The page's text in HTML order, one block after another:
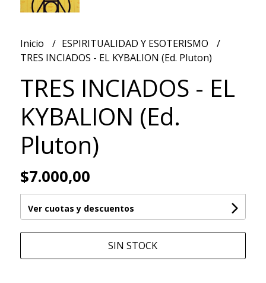
Inicio
ESPIRITUALIDAD Y ESOTERISMO
TRES INCIADOS - EL KYBALION (Ed. Pluton)
TRES INCIADOS - EL
KYBALION (Ed.
Pluton)
$7.000,00
Ver cuotas y descuentos
SIN STOCK